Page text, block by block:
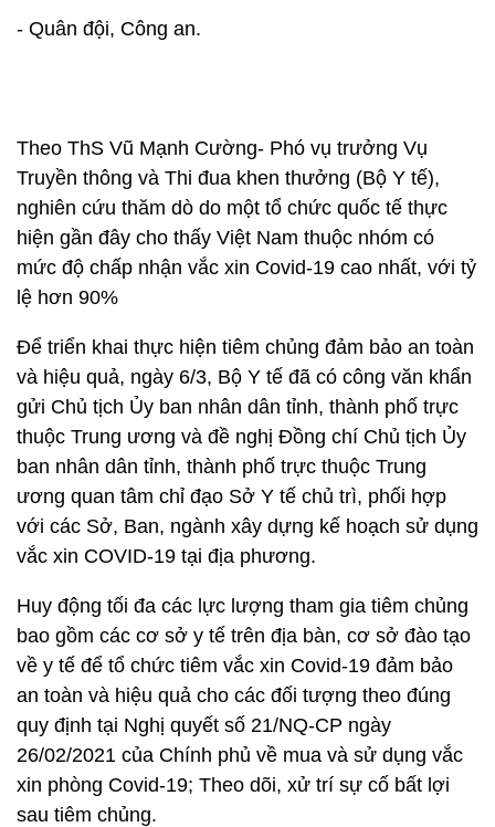
- Quân đội, Công an.
Theo ThS Vũ Mạnh Cường- Phó vụ trưởng Vụ
Truyền thông và Thi đua khen thưởng (Bộ Y tế),
nghiên cứu thăm dò do một tổ chức quốc tế thực
hiện gần đây cho thấy Việt Nam thuộc nhóm có
mức độ chấp nhận vắc xin Covid-19 cao nhất, với tỷ
lệ hơn 90%
Để triển khai thực hiện tiêm chủng đảm bảo an toàn
và hiệu quả, ngày 6/3, Bộ Y tế đã có công văn khẩn
gửi Chủ tịch Ủy ban nhân dân tỉnh, thành phố trực
thuộc Trung ương và đề nghị Đồng chí Chủ tịch Ủy
ban nhân dân tỉnh, thành phố trực thuộc Trung
ương quan tâm chỉ đạo Sở Y tế chủ trì, phối hợp
với các Sở, Ban, ngành xây dựng kế hoạch sử dụng
vắc xin COVID-19 tại địa phương.
Huy động tối đa các lực lượng tham gia tiêm chủng
bao gồm các cơ sở y tế trên địa bàn, cơ sở đào tạo
về y tế để tổ chức tiêm vắc xin Covid-19 đảm bảo
an toàn và hiệu quả cho các đối tượng theo đúng
quy định tại Nghị quyết số 21/NQ-CP ngày
26/02/2021 của Chính phủ về mua và sử dụng vắc
xin phòng Covid-19; Theo dõi, xử trí sự cố bất lợi
sau tiêm chủng.